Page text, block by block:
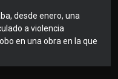
desde enero, una
a violencia
en una obra en la que